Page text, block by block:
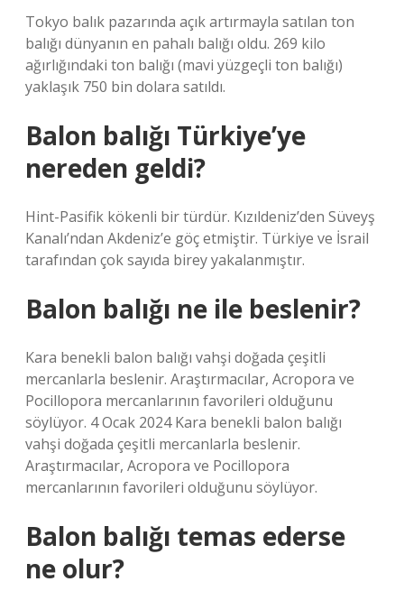
Tokyo balık pazarında açık artırmayla satılan ton
balığı dünyanın en pahalı balığı oldu. 269 kilo
ağırlığındaki ton balığı (mavi yüzgeçli ton balığı)
yaklaşık 750 bin dolara satıldı.
Balon balığı Türkiye’ye
nereden geldi?
Hint-Pasifik kökenli bir türdür. Kızıldeniz’den Süveyş
Kanalı’ndan Akdeniz’e göç etmiştir. Türkiye ve İsrail
tarafından çok sayıda birey yakalanmıştır.
Balon balığı ne ile beslenir?
Kara benekli balon balığı vahşi doğada çeşitli
mercanlarla beslenir. Araştırmacılar, Acropora ve
Pocillopora mercanlarının favorileri olduğunu
söylüyor. 4 Ocak 2024 Kara benekli balon balığı
vahşi doğada çeşitli mercanlarla beslenir.
Araştırmacılar, Acropora ve Pocillopora
mercanlarının favorileri olduğunu söylüyor.
Balon balığı temas ederse
ne olur?